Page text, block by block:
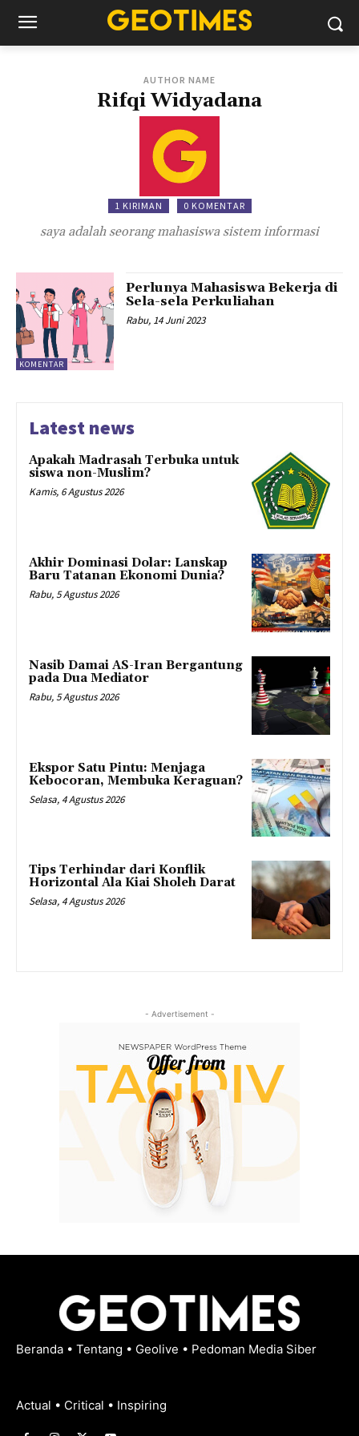
AUTHOR NAME
Rifqi Widyadana
1 KIRIMAN 0 KOMENTAR
saya adalah seorang mahasiswa sistem informasi
KOMENTAR
Perlunya Mahasiswa Bekerja di
Sela-sela Perkuliahan
Rabu, 14 Juni 2023
Latest news
Apakah Madrasah Terbuka untuk
siswa non-Muslim?
Kamis, 6 Agustus 2026
Akhir Dominasi Dolar: Lanskap
Baru Tatanan Ekonomi Dunia?
Rabu, 5 Agustus 2026
Nasib Damai AS-Iran Bergantung
pada Dua Mediator
Rabu, 5 Agustus 2026
Ekspor Satu Pintu: Menjaga
Kebocoran, Membuka Keraguan?
Selasa, 4 Agustus 2026
Tips Terhindar dari Konflik
Horizontal Ala Kiai Sholeh Darat
Selasa, 4 Agustus 2026
- Advertisement -
Beranda • Tentang • Geolive • Pedoman Media Siber
Actual • Critical • Inspiring